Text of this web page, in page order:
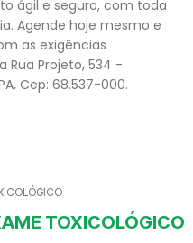
ágil e seguro, com toda
Agende hoje mesmo e
as exigências
Rua Projeto, 534 -
Cep: 68.537-000.
TOXICOLÓGICO